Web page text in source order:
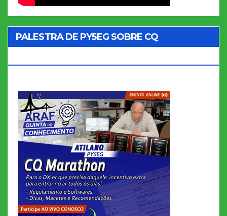
PALESTRA DE PY5EG SOBRE CQ